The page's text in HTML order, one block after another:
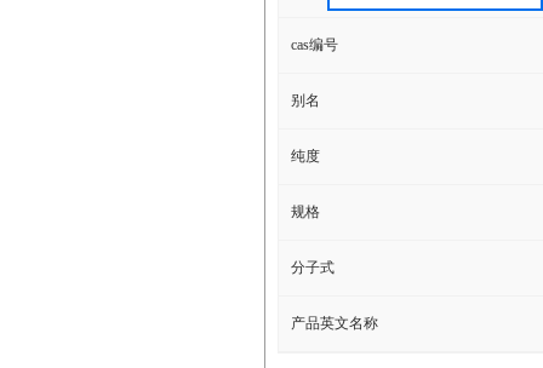
cas编号
别名
纯度
规格
分子式
产品英文名称